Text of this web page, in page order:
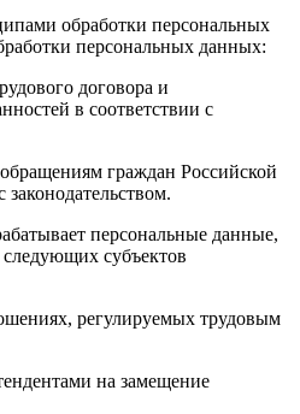
обработки персональных
персональных данных:
договора и
в соответствии с
граждан Российской
персональные данные,
субъектов
регулируемых трудовым
на замещение